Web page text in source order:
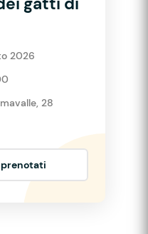
2026
28
prenotati